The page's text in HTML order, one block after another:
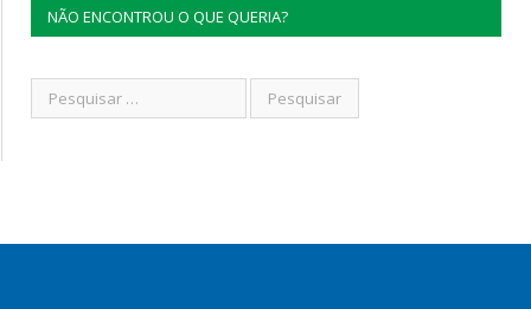
NÃO ENCONTROU O QUE QUERIA?